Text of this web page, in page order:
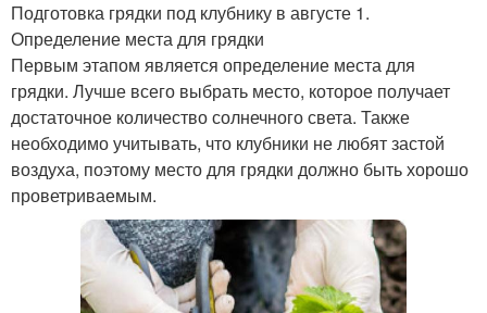
Подготовка грядки под клубнику в августе 1.
Определение места для грядки
Первым этапом является определение места для
грядки. Лучше всего выбрать место, которое получает
достаточное количество солнечного света. Также
необходимо учитывать, что клубники не любят застой
воздуха, поэтому место для грядки должно быть хорошо
проветриваемым.